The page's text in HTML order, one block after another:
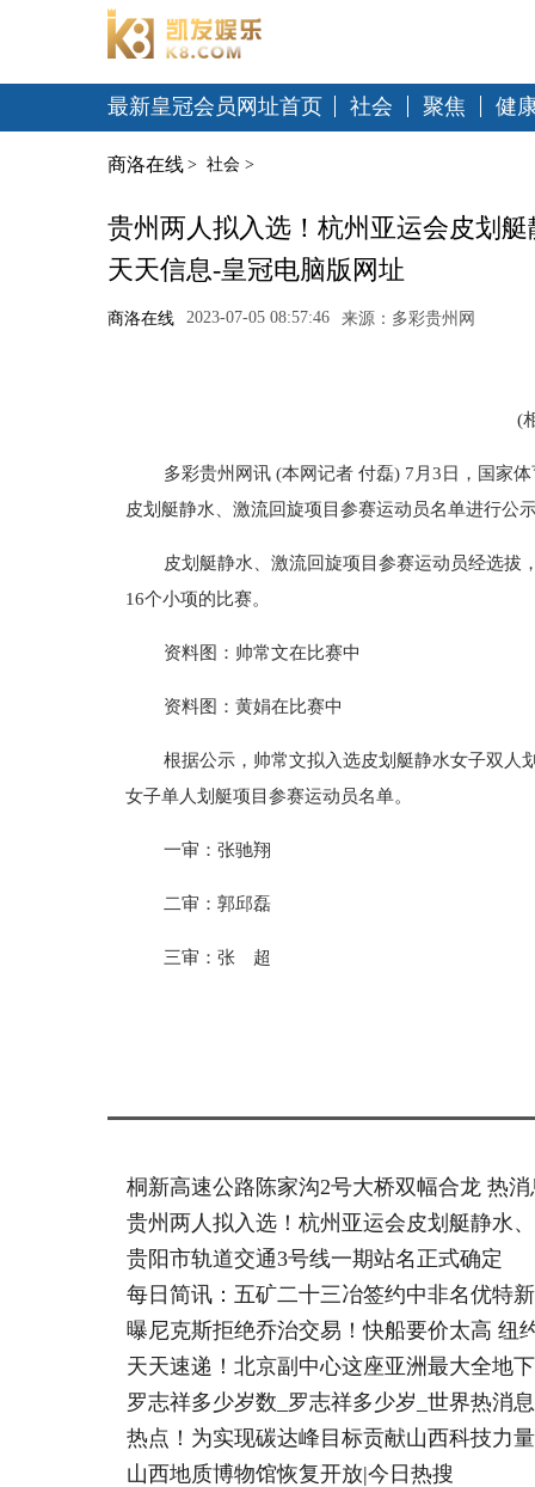
最新皇冠会员网址首页 社会 聚焦 健
商洛在线 > 社会 >
贵州两人拟入选！杭州亚运会皮划
天天信息-皇冠电脑版网址
商洛在线 2023-07-05 08:57:46 来源：多彩贵州网
(
多彩贵州网讯 (本网记者 付磊) 7月3日，国家
皮划艇静水、激流回旋项目参赛运动员名单进行公
皮划艇静水、激流回旋项目参赛运动员经选拔
16个小项的比赛。
资料图：帅常文在比赛中
资料图：黄娟在比赛中
根据公示，帅常文拟入选皮划艇静水女子双人
女子单人划艇项目参赛运动员名单。
一审：张驰翔
二审：郭邱磊
三审：张 超
桐新高速公路陈家沟2号大桥双幅合龙 热消
贵州两人拟入选！杭州亚运会皮划艇静水
贵阳市轨道交通3号线一期站名正式确定
每日简讯：五矿二十三冶签约中非名优特
曝尼克斯拒绝乔治交易！快船要价太高 纽
天天速递！北京副中心这座亚洲最大全地
罗志祥多少岁数_罗志祥多少岁_世界热消息
热点！为实现碳达峰目标贡献山西科技力量
山西地质博物馆恢复开放|今日热搜